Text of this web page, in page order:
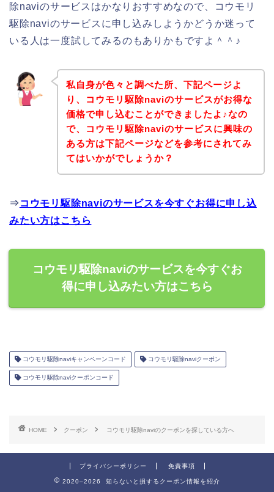
除naviのサービスはかなりおすすめなので、コウモリ
駆除naviのサービスに申し込みしようかどうか迷って
いる人は一度試してみるのもありかもですよ＾＾♪
私自身が色々と調べた所、下記ページよ
り、コウモリ駆除naviのサービスがお得な
価格で申し込むことができましたよ♪なの
で、コウモリ駆除naviのサービスに興味の
ある方は下記ページなどを参考にされてみ
てはいかがでしょうか？
⇒ コウモリ駆除naviのサービスを今すぐお得に申し込
みたい方はこちら
コウモリ駆除naviのサービスを今すぐお
得に申し込みたい方はこちら
コウモリ駆除naviキャンペーンコード コウモリ駆除naviクーポン
コウモリ駆除naviクーポンコード
HOME クーポン コウモリ駆除naviのクーポンを探している方へ
プライバシーポリシー 免責事項
2020–2026 知らないと損するクーポン情報を紹介